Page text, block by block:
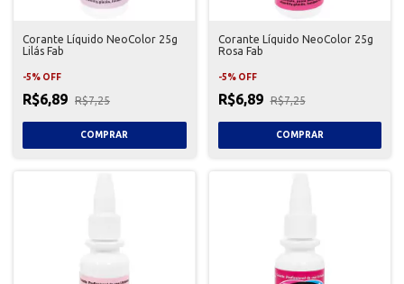
Corante Líquido NeoColor 25g
Lilás Fab
-5% OFF
R$6,89 R$7,25
Corante Líquido NeoColor 25g
Rosa Fab
-5% OFF
R$6,89 R$7,25